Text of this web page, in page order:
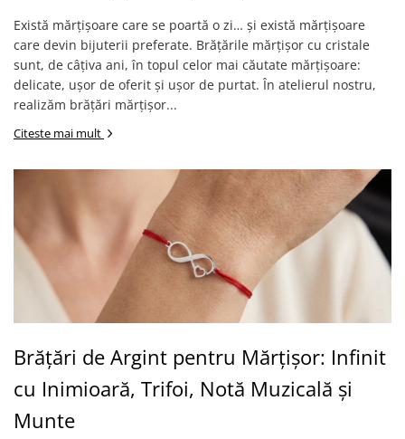
Coliere cu Perle Naturale
Coliere cu Perle Preciosa
COLIERE ȘNUR REGLABIL
Coliere cu Inimioare
Coliere cu Cruce
Coliere cu Semilună
Coliere cu Zodii
Coliere cu Flori
Coliere cu Animale
Coliere cu Molecule
Coliere Diverse
BRĂȚĂRI
BRĂȚĂRI CU ȘNUR REGLABIL
Brățări din Aur cu șnur reglabil
Brățări din Argint cu șnur reglabil
Există mărțișoare care se poartă o zi… și există mărțișoare
care devin bijuterii preferate. Brățările mărțișor cu cristale
sunt, de câțiva ani, în topul celor mai căutate mărțișoare:
delicate, ușor de oferit și ușor de purtat. În atelierul nostru,
realizăm brățări mărțișor...
Citeste mai mult
Brățări de Argint pentru Mărțișor: Infinit
cu Inimioară, Trifoi, Notă Muzicală și
Munte